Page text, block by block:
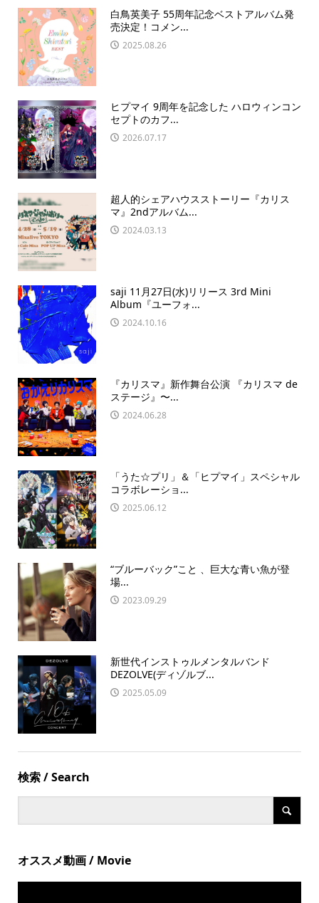
白鳥英美子 55周年記念ベストアルバム発
売決定！コメン...
2025.08.26
ヒプマイ 9周年を記念した ハロウィンコン
セプトのカフ...
2026.07.17
超人的シェアハウスストーリー『カリス
マ』2ndアルバム...
2024.03.13
saji 11月27日(水)リリース 3rd Mini
Album『ユーフォ...
2024.10.16
『カリスマ』新作舞台公演 『カリスマ de
ステージ』〜...
2024.06.28
「うた☆プリ」＆「ヒプマイ」スペシャル
コラボレーショ...
2025.06.12
“ブルーバック”こと 、巨大な青い魚が登
場...
2023.09.29
新世代インストゥルメンタルバンド
DEZOLVE(ディゾルブ...
2025.05.09
検索 / Search
オススメ動画 / Movie